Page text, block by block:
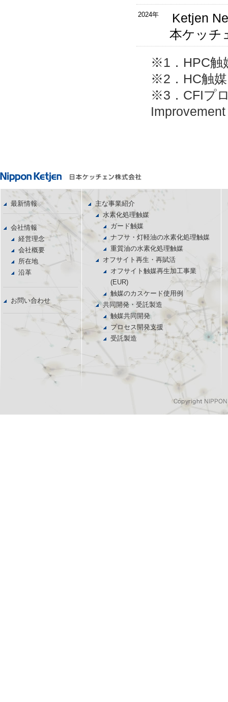
2024年
Ketjen
本ケッチ
※1．HPC触
※2．HC触
※3．CFIプ
最新情報
会社情報
経営理念
会社概要
所在地
沿革
お問い合わせ
主な事業紹介
水素化処理触媒
ガード触媒
ナフサ・灯軽油の水素化処理触媒
重質油の水素化処理触媒
オフサイト再生・再賦活
オフサイト触媒再生加工事業
(EUR)
触媒のカスケード使用例
共同開発・受託製造
触媒共同開発
プロセス開発支援
受託製造